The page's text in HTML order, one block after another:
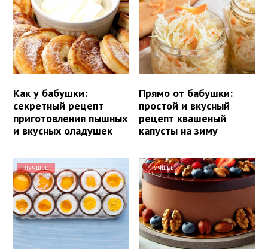
Как у бабушки:
секретный рецепт
приготовления пышных
и вкусных оладушек
Прямо от бабушки:
простой и вкусный
рецепт квашеный
капусты на зиму
ЛУЧШЕЕ ЛУЧШЕЕ